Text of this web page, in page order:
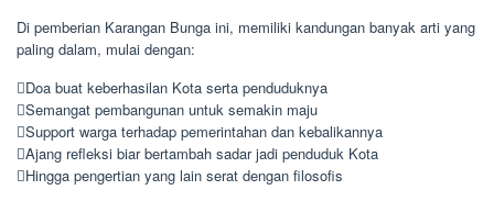
Di pemberian Karangan Bunga ini, memiliki kandungan banyak arti yang
paling dalam, mulai dengan:
Doa buat keberhasilan Kota serta penduduknya
Semangat pembangunan untuk semakin maju
Support warga terhadap pemerintahan dan kebalikannya
Ajang refleksi biar bertambah sadar jadi penduduk Kota
Hingga pengertian yang lain serat dengan filosofis